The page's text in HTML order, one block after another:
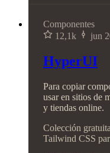
Componentes
12,1k
jun
HyperUI
Para copiar
usar en sitios de
y tiendas online.
Colección
Tailwind CSS